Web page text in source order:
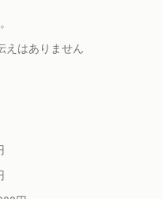
えはありません